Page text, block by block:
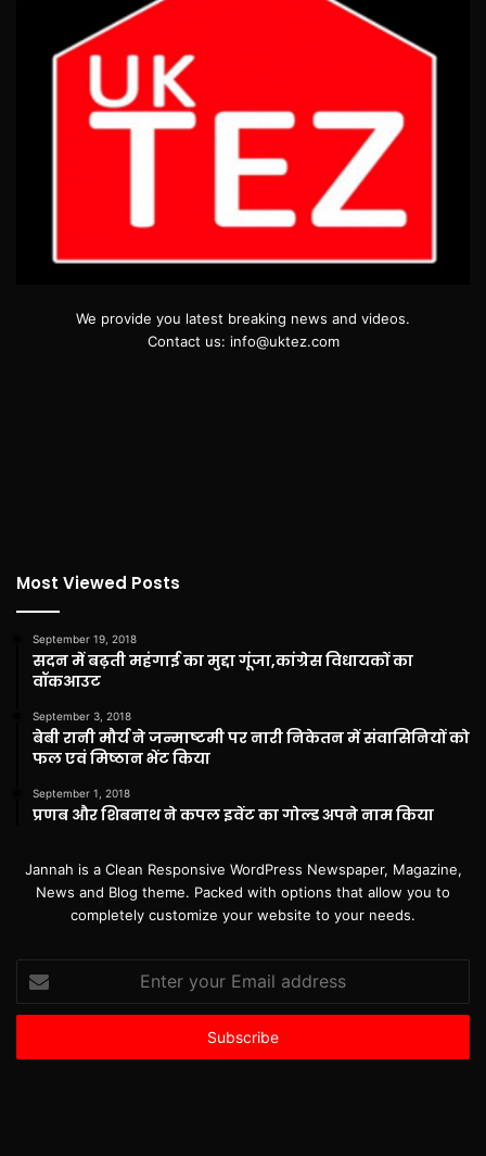
We provide you latest breaking news and videos.
Contact us: info@uktez.com
Most Viewed Posts
September 19, 2018
सदन में बढ़ती महंगाई का मुद्दा गूंजा,कांग्रेस विधायकों का
वॉकआउट
September 3, 2018
बेबी रानी मौर्य ने जन्माष्टमी पर नारी निकेतन में संवासिनियों को
फल एवं मिष्ठान भेंट किया
September 1, 2018
प्रणब और शिबनाथ ने कपल इवेंट का गोल्ड अपने नाम किया
Jannah is a Clean Responsive WordPress Newspaper, Magazine,
News and Blog theme. Packed with options that allow you to
completely customize your website to your needs.
your
Email